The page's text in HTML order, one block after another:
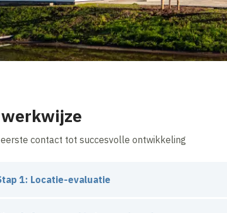
werkwijze
contact tot succesvolle ontwikkeling
1: Locatie-evaluatie